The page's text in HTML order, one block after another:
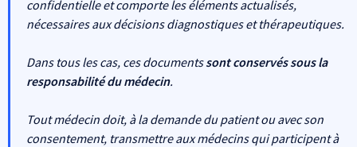
confidentielle et comporte les éléments actualisés,
nécessaires aux décisions diagnostiques et thérapeutiques.
Dans tous les cas, ces documentssont conservés sous la
responsabilité du médecin.
Tout médecin doit, à la demande du patient ou avec son
consentement, transmettre aux médecins qui participent à